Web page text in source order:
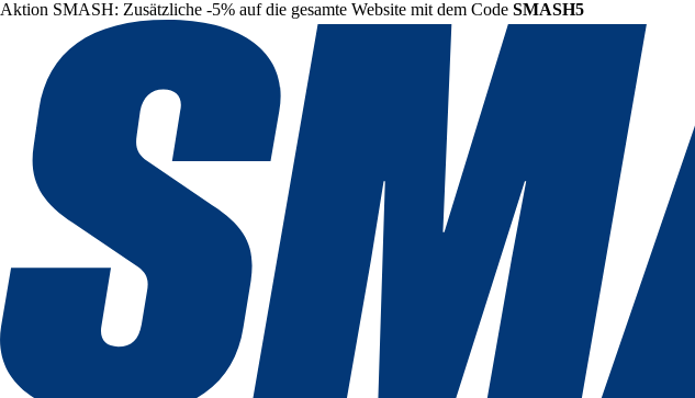
Aktion SMASH: Zusätzliche -5% auf die gesamte Website mit dem Code SMASH5